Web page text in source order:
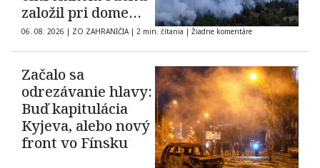
založil pri dome
oheň
06. 08. 2026 | ZO ZAHRANIČIA | 2 min. čítania | Žiadne komentáre
Začalo sa
odrezávanie hlavy:
Buď kapitulácia
Kyjeva, alebo nový
front vo Fínsku